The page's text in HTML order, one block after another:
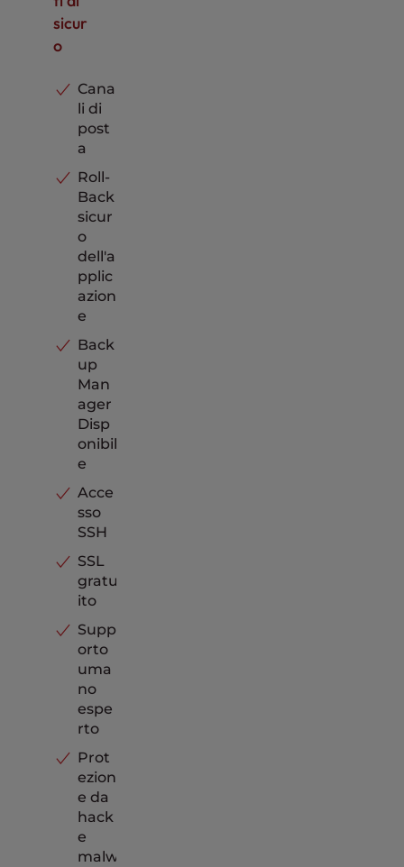
sicur
o
Cana
li di
post
a
Roll-
Back
sicur
o
dell'a
pplic
azion
e
Back
up
Man
ager
Disp
onibil
e
Acce
sso
SSH
SSL
gratu
ito
Supp
orto
uma
no
espe
rto
Prot
ezion
e da
hack
e
malw